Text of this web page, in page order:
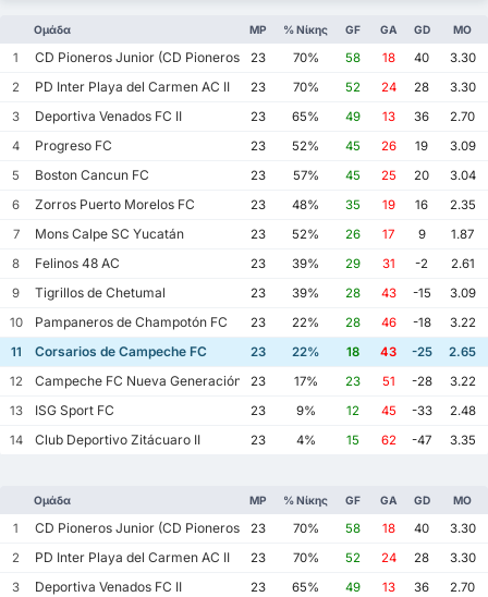
Ομάδα MP % Νίκης GF GA GD ΜΟ
1 CD Pioneros Junior (CD Pioneros de Cancún II)
23 70% 58 18 40
3.30
2
PD Inter Playa del Carmen AC II 23 70% 52 24 28
3.30
3
Deportiva Venados FC II 23 65% 49 13 36
2.70
4
Progreso FC 23 52% 45 26 19
3.09
5
Boston Cancun FC 23 57% 45 25 20
3.04
6
Zorros Puerto Morelos FC 23 48% 35 19 16
2.35
7
Mons Calpe SC Yucatán 23 52% 26 17 9
1.87
8
Felinos 48 AC 23 39% 29 31 -2
2.61
9
Tigrillos de Chetumal 23 39% 28 43 -15
3.09
10
Pampaneros de Champotón FC 23 22% 28 46 -18
3.22
11
Corsarios de Campeche FC 23 22% 18 43 -25
2.65
12
Campeche FC Nueva Generación 23 17% 23 51 -28
3.22
13
ISG Sport FC 23 9% 12 45 -33
2.48
14
Club Deportivo Zitácuaro II 23 4% 15 62 -47 3.35
Ομάδα MP % Νίκης GF GA GD ΜΟ
1 CD Pioneros Junior (CD Pioneros de Cancún II)
23 70% 58 18 40
3.30
2
PD Inter Playa del Carmen AC II 23 70% 52 24 28
3.30
3
Deportiva Venados FC II 23 65% 49 13 36
2.70